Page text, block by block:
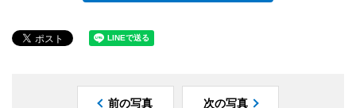
前の写真 次の写真